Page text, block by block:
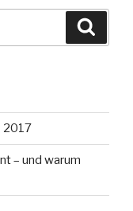
2017
– und warum